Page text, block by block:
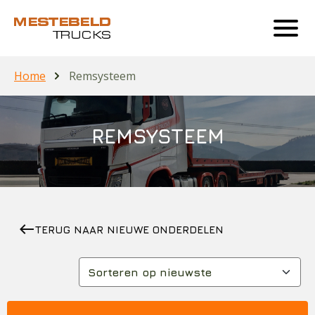
Home Remsysteem
REMSYSTEEM
westTERUG NAAR NIEUWE ONDERDELEN